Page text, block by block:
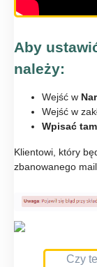
Aby
należy:
Wejść w
Wejść w
Wpisać
Klientowi, który
zbanowanego
Czy